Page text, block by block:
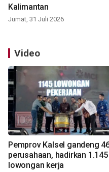
Kalimantan
Jumat, 31 Juli 2026
Video
Pemprov Kalsel gandeng
perusahaan, hadirkan 1.145
lowongan kerja